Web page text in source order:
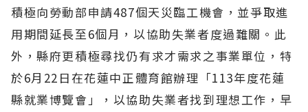
積極向勞動部申請487個天災臨工機會，並爭取進
用期間延長至6個月，以協助失業者度過難關。此
外，縣府更積極尋找仍有求才需求之事業單位，特
於6月22日在花蓮中正體育館辦理「113年度花蓮
縣就業博覽會」，以協助失業者找到理想工作，早